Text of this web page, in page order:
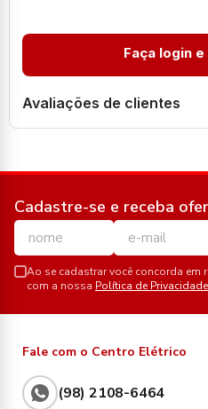
Faça login
Avaliações de clientes
Cadastre-se e receba
Ao se cadastrar você concorda em
com a nossa Política de Privacidade
Fale com o Centro Elétrico
(98) 2108-6464